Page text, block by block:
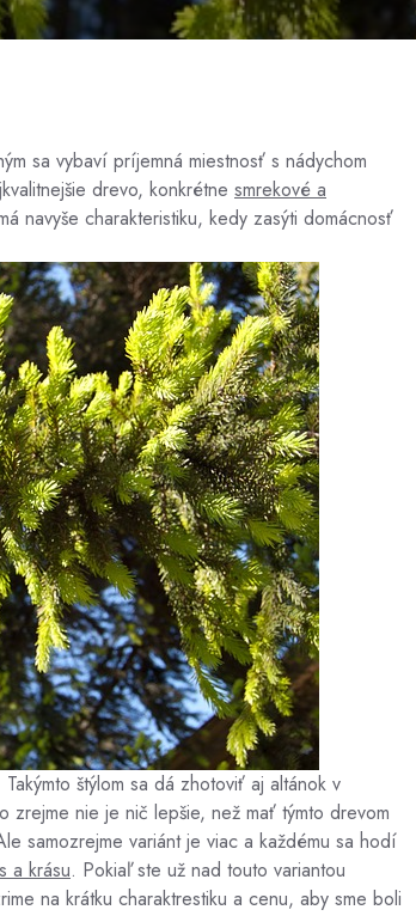
sa vybaví príjemná miestnosť s nádychom
drevo, konkrétne smrekové a
navyše charakteristiku, kedy zasýti domácnosť
štýlom sa dá zhotoviť aj altánok v
nie je nič lepšie, než mať týmto drevom
samozrejme variánt je viac a každému sa hodí
a krásu. Pokiaľ ste už nad touto variantou
na krátku charaktrestiku a cenu, aby sme boli